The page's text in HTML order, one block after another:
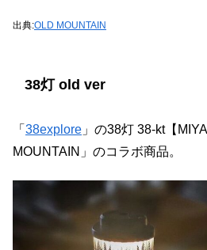
出典:OLD MOUNTAIN
38灯 old ver
「 38explore 」の38灯 38-kt【
MOUNTAIN」のコラボ商品。